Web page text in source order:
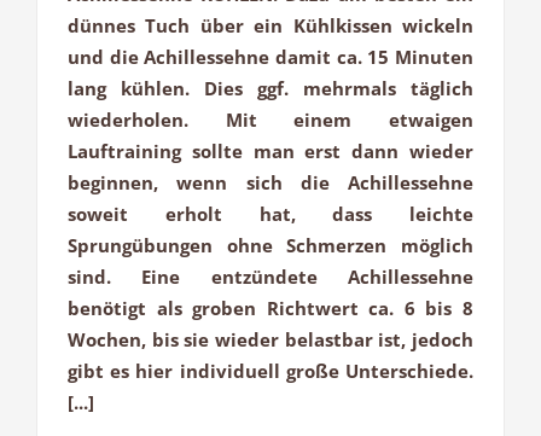
dünnes Tuch über ein Kühlkissen wickeln
und die Achillessehne damit ca. 15 Minuten
lang kühlen. Dies ggf. mehrmals täglich
wiederholen. Mit einem etwaigen
Lauftraining sollte man erst dann wieder
beginnen, wenn sich die Achillessehne
soweit erholt hat, dass leichte
Sprungübungen ohne Schmerzen möglich
sind. Eine entzündete Achillessehne
benötigt als groben Richtwert ca. 6 bis 8
Wochen, bis sie wieder belastbar ist, jedoch
gibt es hier individuell große Unterschiede.
[...]